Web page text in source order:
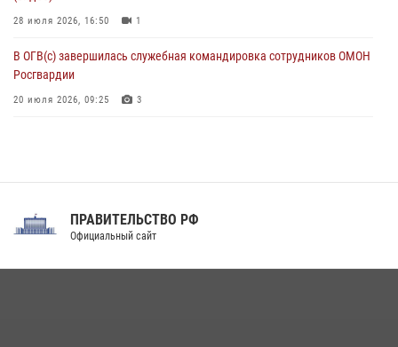
28 июля 2026, 16:50 1
В ОГВ(с) завершилась служебная командировка сотрудников ОМОН
Росгвардии
20 июля 2026, 09:25 3
Праздник «Один день с Росгвардией» к 105-летию Центрального
ПРАВИТЕЛЬСТВО РФ
Официальный сайт